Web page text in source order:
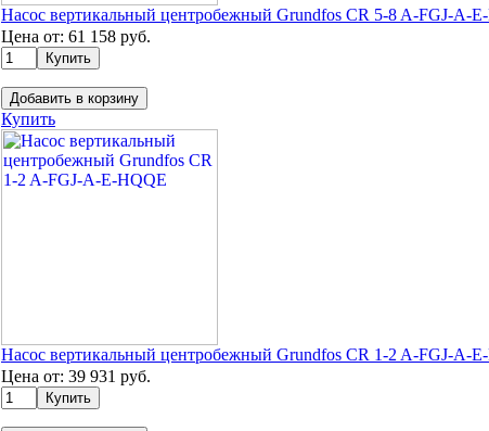
Насос вертикальный центробежный Grundfos CR 5-8 A-FGJ-A-
Цена от: 61 158 руб.
Добавить в корзину
Купить
Насос вертикальный центробежный Grundfos CR 1-2 A-FGJ-A-
Цена от: 39 931 руб.